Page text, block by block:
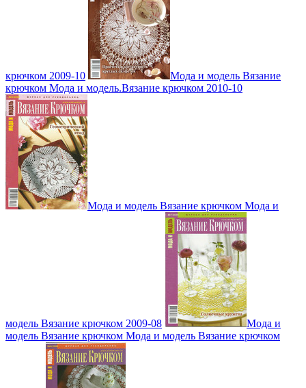
крючком 2009-10
Мода и модель Вязание
крючком Мода и модель.Вязание крючком 2010-10
Мода и модель Вязание крючком Мода и
модель Вязание крючком 2009-08
Мода и
модель Вязание крючком Мода и модель Вязание крючком